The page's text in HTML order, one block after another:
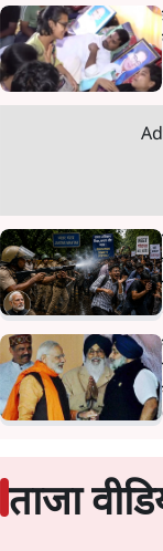
ताजा